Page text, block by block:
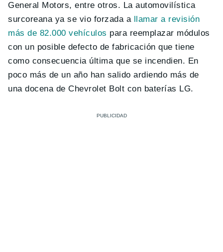
General Motors, entre otros. La automovilística
surcoreana ya se vio forzada a
llamar a revisión
más de 82.000 vehículos para reemplazar módulos
con un posible defecto de fabricación que tiene
como consecuencia última que se incendien. En
poco más de un año han salido ardiendo más de
una docena de Chevrolet Bolt con baterías LG.